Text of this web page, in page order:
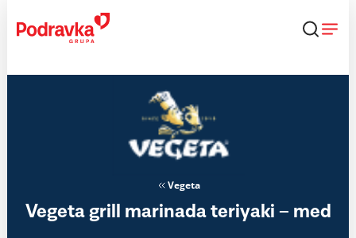
content
Vegeta
Vegeta grill marinada teriyaki – med